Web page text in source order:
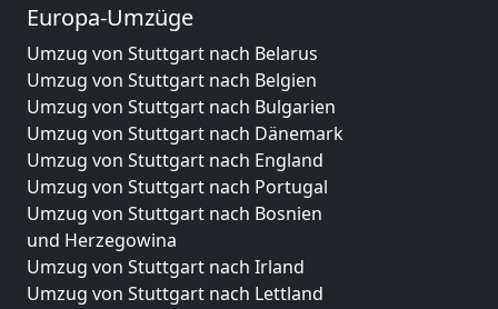
Europa-Umzüge
Umzug von Stuttgart nach Belarus
Umzug von Stuttgart nach Belgien
Umzug von Stuttgart nach Bulgarien
Umzug von Stuttgart nach Dänemark
Umzug von Stuttgart nach England
Umzug von Stuttgart nach Portugal
Umzug von Stuttgart nach Bosnien
und Herzegowina
Umzug von Stuttgart nach Irland
Umzug von Stuttgart nach Lettland